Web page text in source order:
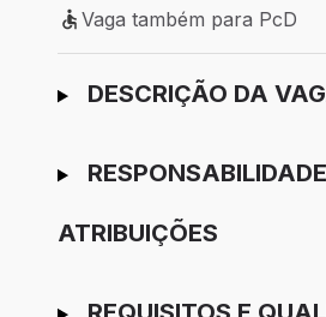
Vaga também para PcD
Vaga também para PcD
Ir para candidatura
DESCRIÇÃO DA
ATRIBUIÇÕES